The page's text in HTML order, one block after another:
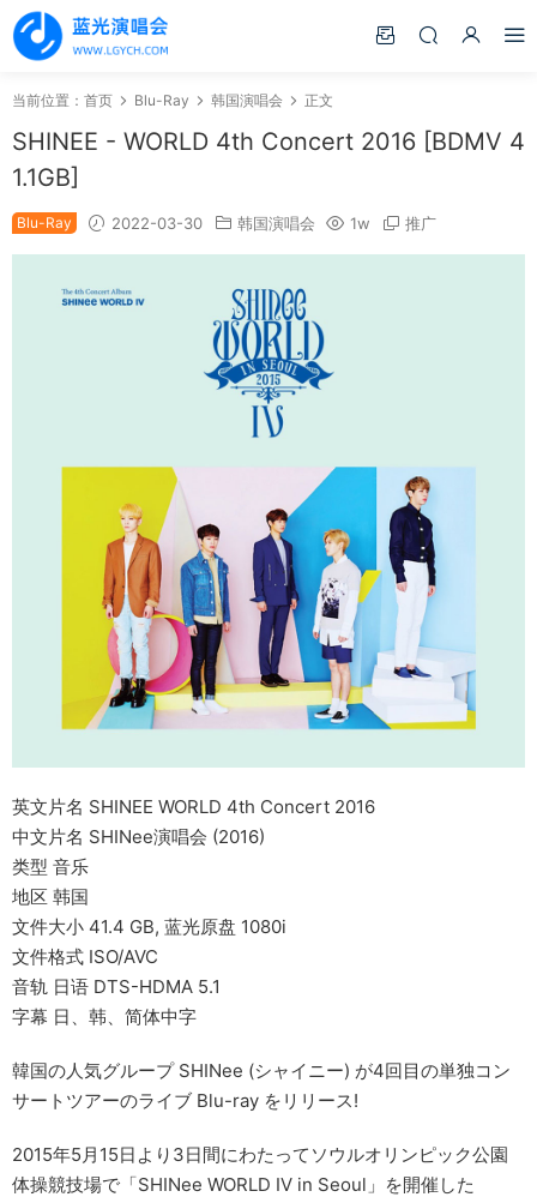
当前位置： 首页 Blu-Ray 韩国演唱会 正文
SHINEE - WORLD 4th Concert 2016 [BDMV 4
1.1GB]
Blu-Ray 2022-03-30 韩国演唱会 1w 推广
英文片名 SHINEE WORLD 4th Concert 2016
中文片名 SHINee演唱会 (2016)
类型 音乐
地区 韩国
文件大小 41.4 GB, 蓝光原盘 1080i
文件格式 ISO/AVC
音轨 日语 DTS-HDMA 5.1
字幕 日、韩、简体中字
韓国の人気グループ SHINee (シャイニー) が4回目の単独コン
サートツアーのライブ Blu-ray をリリース!
2015年5月15日より3日間にわたってソウルオリンピック公園
体操競技場で「SHINee WORLD IV in Seoul」を開催した